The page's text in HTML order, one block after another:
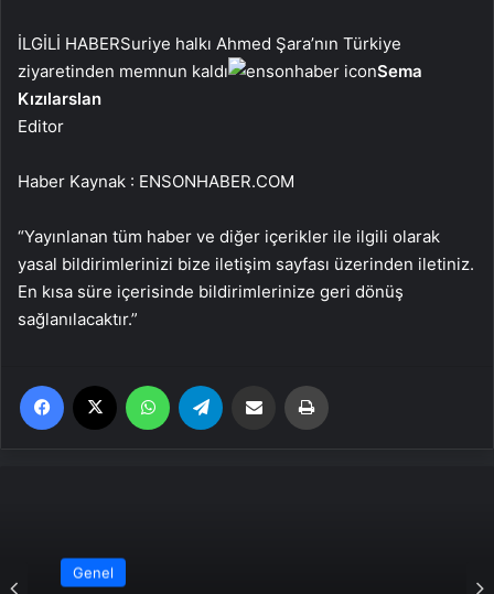
İLGİLİ HABERSuriye halkı Ahmed Şara’nın Türkiye
ziyaretinden memnun kaldı
Sema
Kızılarslan
Editor
Haber Kaynak : ENSONHABER.COM
“Yayınlanan tüm haber ve diğer içerikler ile ilgili olarak
yasal bildirimlerinizi bize iletişim sayfası üzerinden iletiniz.
En kısa süre içerisinde bildirimlerinize geri dönüş
sağlanılacaktır.”
Facebook WhatsApp Email'den paylaş
Genel